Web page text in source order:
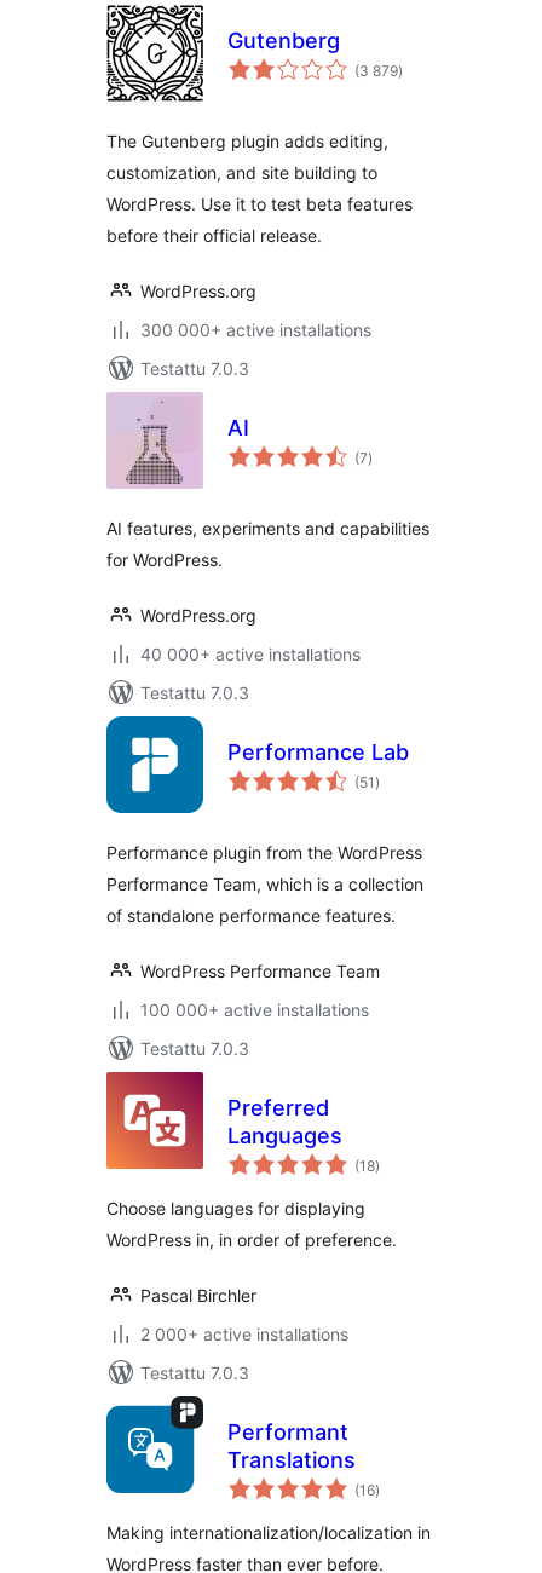
Gutenberg
(3 879arvosanat
yhteensä
)
The Gutenberg plugin adds editing,
customization, and site building to
WordPress. Use it to test beta features
before their official release.
WordPress.org
300 000+ active installations
Testattu 7.0.3
AI
(7arvosanat
yhteensä
)
AI features, experiments and capabilities
for WordPress.
WordPress.org
40 000+ active installations
Testattu 7.0.3
Performance Lab
(51 arvosanat
yhteensä
)
Performance plugin from the WordPress
Performance Team, which is a collection
of standalone performance features.
WordPress Performance Team
100 000+ active installations
Testattu 7.0.3
Preferred
Languages
(18arvosanat
yhteensä
)
Choose languages for displaying
WordPress in, in order of preference.
Pascal Birchler
2 000+ active installations
Testattu 7.0.3
Performant
Translations
(16arvosanat
yhteensä
)
Making internationalization/localization in
WordPress faster than ever before.